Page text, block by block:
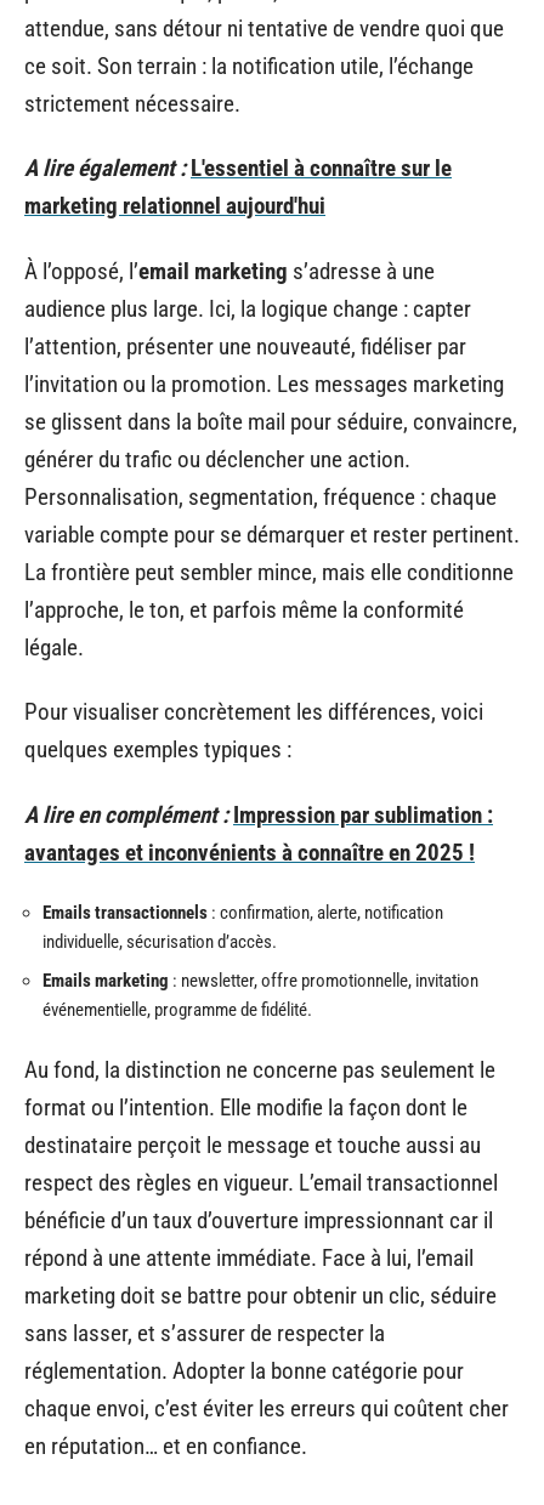
attendue, sans détour ni tentative de vendre quoi que
ce soit. Son terrain : la notification utile, l’échange
strictement nécessaire.
A lire également : L'essentiel à connaître sur le
marketing relationnel aujourd'hui
À l’opposé, l’email marketing s’adresse à une
audience plus large. Ici, la logique change : capter
l’attention, présenter une nouveauté, fidéliser par
l’invitation ou la promotion. Les messages marketing
se glissent dans la boîte mail pour séduire, convaincre,
générer du trafic ou déclencher une action.
Personnalisation, segmentation, fréquence : chaque
variable compte pour se démarquer et rester pertinent.
La frontière peut sembler mince, mais elle conditionne
l’approche, le ton, et parfois même la conformité
légale.
Pour visualiser concrètement les différences, voici
quelques exemples typiques :
A lire en complément : Impression par sublimation :
avantages et inconvénients à connaître en 2025 !
Emails transactionnels : confirmation, alerte, notification
individuelle, sécurisation d’accès.
Emails marketing : newsletter, offre promotionnelle, invitation
événementielle, programme de fidélité.
Au fond, la distinction ne concerne pas seulement le
format ou l’intention. Elle modifie la façon dont le
destinataire perçoit le message et touche aussi au
respect des règles en vigueur. L’email transactionnel
bénéficie d’un taux d’ouverture impressionnant car il
répond à une attente immédiate. Face à lui, l’email
marketing doit se battre pour obtenir un clic, séduire
sans lasser, et s’assurer de respecter la
réglementation. Adopter la bonne catégorie pour
chaque envoi, c’est éviter les erreurs qui coûtent cher
en réputation… et en confiance.